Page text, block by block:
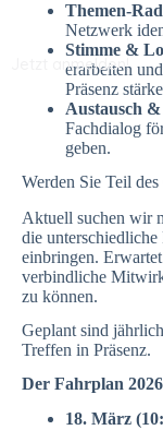
Themen-
Netzwerk
Stimme &
erarbeiten
Präsenz
Austausch
Fachdialog
geben.
Werden Sie Teil
Aktuell suchen wir
die
einbringen.
verbindliche
zu können.
Geplant sind
Treffen in Präsenz.
Der Fahrplan
18. März
Jetzt anmelden!